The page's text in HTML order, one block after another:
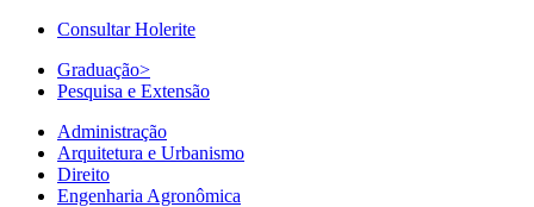
Consultar Holerite
Graduação>
Pesquisa e Extensão
Administração
Arquitetura e Urbanismo
Direito
Engenharia Agronômica